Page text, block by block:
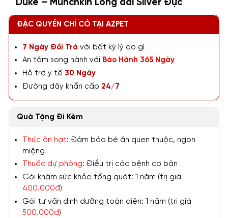
Duke – Munchkin Lông dài Silver Đực
ĐẶC QUYỀN CHỈ CÓ TẠI AZPET
7 Ngày Đổi Trả với bất kỳ lý do gì
An tâm song hành với Bảo Hành 365 Ngày
Hỗ trợ y tế 30 Ngày
Đường dây khẩn cấp 24/7
Quà Tặng Đi Kèm
Thức ăn hạt: Đảm bảo bé ăn quen thuộc, ngon
miệng
Thuốc dự phòng: Điều trị các bệnh cơ bản
Gói khám sức khỏe tổng quát: 1 năm (trị giá
400.000đ)
Gói tư vấn dinh dưỡng toàn diện: 1 năm (trị giá
500.000đ)